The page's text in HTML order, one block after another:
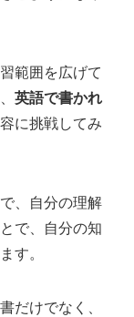
範囲を広げて
英語で書かれ
に挑戦してみ
、自分の理解
で、自分の知
す。
だけでなく、